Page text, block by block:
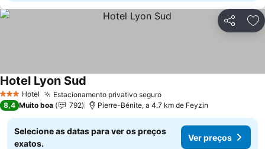
Partilhar
3 EstrelasHotel Estacionamento privativo seguroVer preços
Hotel Lyon Sud
8,4 Muito boa 792 Pierre-Bénite, a 4.7 km de Feyzin
Selecione as datas para ver os preços
exatos.
Ver preços